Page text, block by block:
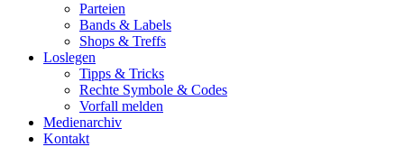
Parteien
Bands & Labels
Shops & Treffs
Loslegen
Tipps & Tricks
Rechte Symbole & Codes
Vorfall melden
Medienarchiv
Kontakt